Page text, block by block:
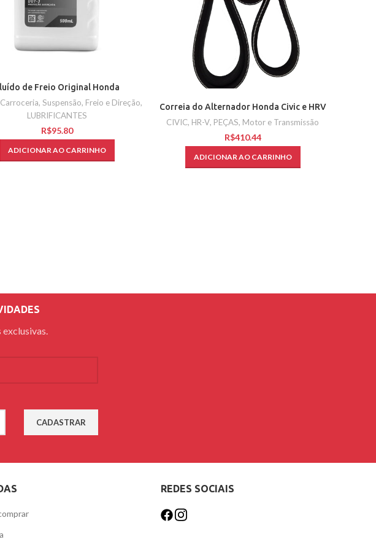
de Freio Original Honda
Carroceria, Suspensão, Freio e Direção,
LUBRIFICANTES
R$
ADICIONAR AO CARRINHO
Correia do Alternador Honda Civic e HRV
CIVIC, HR-V, PEÇAS, Motor e Transmissão
R$
ADICIONAR AO CARRINHO
REDES SOCIAIS